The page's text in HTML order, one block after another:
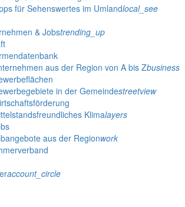
für Sehenswertes im Umlandlocal_see
& Jobstrending_up
aus der Region von A bis Zbusiness
in der Gemeindestreetview
Klimalayers
aus der Regionwork
account_circle